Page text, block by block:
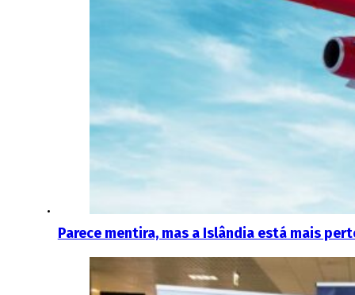
Parece mentira, mas a Islândia está mais